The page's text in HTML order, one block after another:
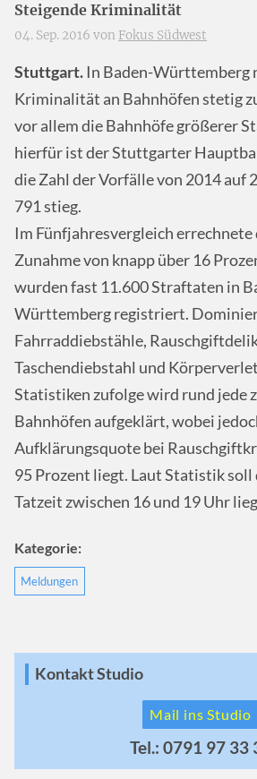
Steigende Kriminalität
04. Sep. 2016 von Fokus Südwest
Stuttgart. In Baden-Württemberg
Kriminalität an Bahnhöfen stetig
vor allem die Bahnhöfe größerer
hierfür ist der Stuttgarter
die Zahl der Vorfälle von 2014 auf
791 stieg.
Im Fünfjahresvergleich errechnete
Zunahme von knapp über 16
wurden fast 11.600 Straftaten in
Württemberg registriert.
Fahrraddiebstähle,
Taschendiebstahl und
Statistiken zufolge wird rund jede
Bahnhöfen aufgeklärt, wobei
Aufklärungsquote bei
95 Prozent liegt. Laut Statistik soll
Tatzeit zwischen 16 und 19 Uhr
Kategorie:
Meldungen
Kontakt Studio
Mail ins Studio
Tel.: 0791 97 33